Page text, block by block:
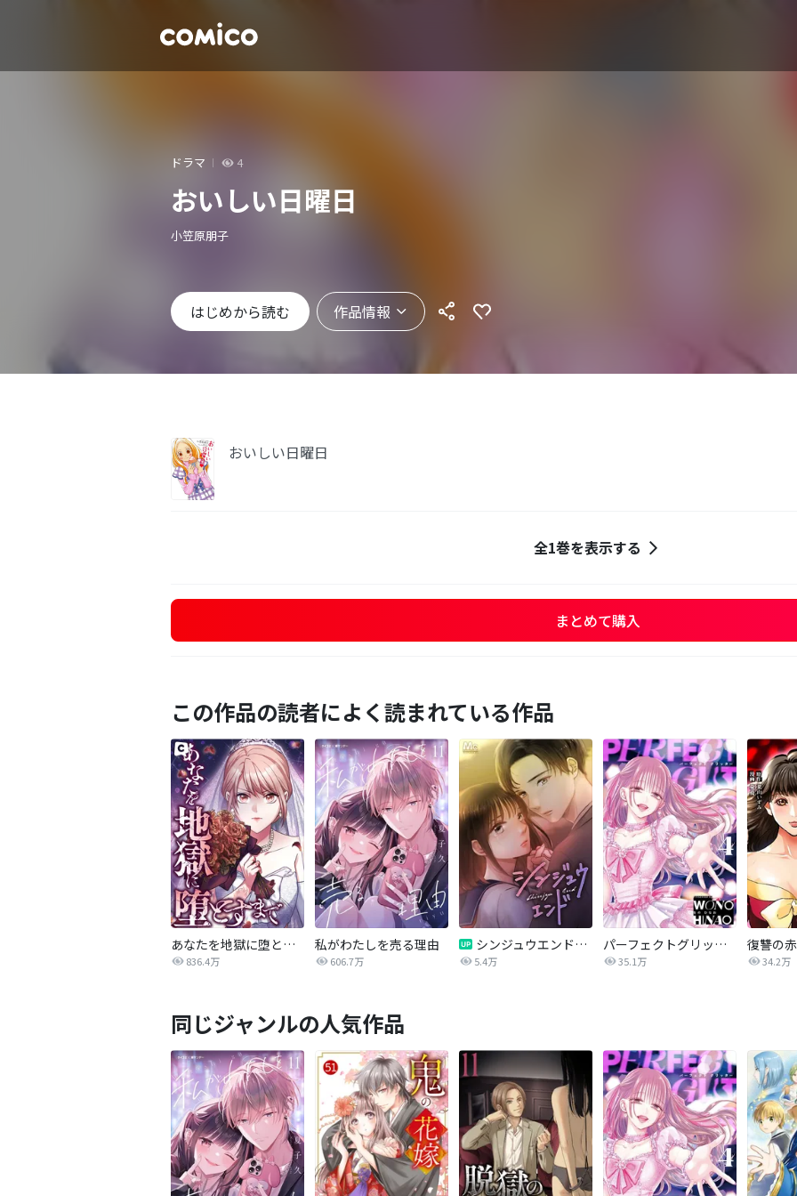
ドラマ 4
おいしい日曜日
小笠原朋子
はじめから読む 作品情報
おいしい日曜日
全1巻を表示する
まとめて購入
この作品の読者によく読まれている作品
あなたを地獄に堕とすまで
836.4万
私がわたしを売る理由
606.7万
シンジュウエンド【タテヨミ】
5.4万
パーフェクトグリッター
35.1万 34.2万
同じジャンルの人気作品